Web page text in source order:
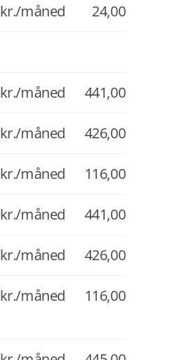
kr./måned 24,00
kr./måned 441,00
kr./måned 426,00
kr./måned 116,00
kr./måned 441,00
kr./måned 426,00
kr./måned 116,00